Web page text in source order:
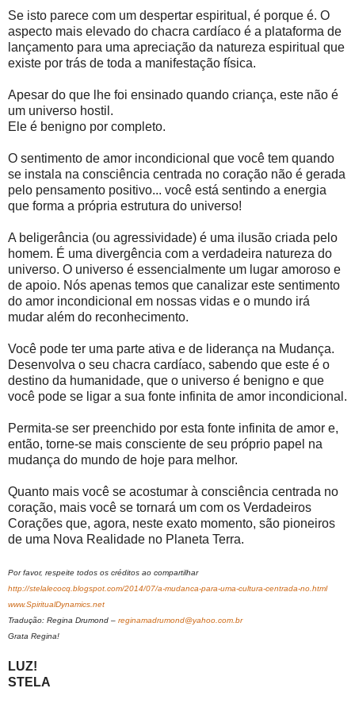
Se isto parece com um despertar espiritual, é porque é. O
aspecto mais elevado do chacra cardíaco é a plataforma de
lançamento para uma apreciação da natureza espiritual que
existe por trás de toda a manifestação física.
Apesar do que lhe foi ensinado quando criança, este não é
um universo hostil.
Ele é benigno por completo.
O sentimento de amor incondicional que você tem quando
se instala na consciência centrada no coração não é gerada
pelo pensamento positivo... você está sentindo a energia
que forma a própria estrutura do universo!
A beligerância (ou agressividade) é uma ilusão criada pelo
homem. É uma divergência com a verdadeira natureza do
universo. O universo é essencialmente um lugar amoroso e
de apoio. Nós apenas temos que canalizar este sentimento
do amor incondicional em nossas vidas e o mundo irá
mudar além do reconhecimento.
Você pode ter uma parte ativa e de liderança na Mudança.
Desenvolva o seu chacra cardíaco, sabendo que este é o
destino da humanidade, que o universo é benigno e que
você pode se ligar a sua fonte infinita de amor incondicional.
Permita-se ser preenchido por esta fonte infinita de amor e,
então, torne-se mais consciente de seu próprio papel na
mudança do mundo de hoje para melhor.
Quanto mais você se acostumar à consciência centrada no
coração, mais você se tornará um com os Verdadeiros
Corações que, agora, neste exato momento, são pioneiros
de uma Nova Realidade no Planeta Terra.
Por favor, respeite todos os créditos ao compartilhar
http://stelalecocq.blogspot.com/2014/07/a-mudanca-para-uma-cultura-centrada-no.html
www.SpiritualDynamics.net
Tradução: Regina Drumond – reginamadrumond@yahoo.com.br
Grata Regina!
LUZ!
STELA